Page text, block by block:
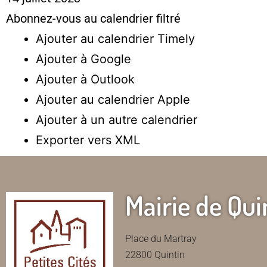
Abonnez-vous au calendrier filtré
Ajouter au calendrier Timely
Ajouter à Google
Ajouter à Outlook
Ajouter au calendrier Apple
Ajouter à un autre calendrier
Exporter vers XML
Mairie de
Place du Martray
22800 Quintin